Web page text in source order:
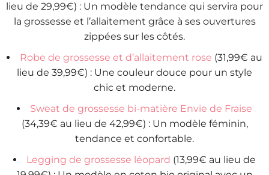
lieu de 29,99€) : Un modèle tendance qui servira pour
la grossesse et l’allaitement grâce à ses ouvertures
zippées sur les côtés.
Robe de grossesse et d’allaitement rose (31,99€ au
lieu de 39,99€) : Une couleur douce pour un style
chic et moderne.
Sweat de grossesse bi-matière Envie de Fraise
(34,39€ au lieu de 42,99€) : Un modèle féminin,
tendance et confortable.
Legging de grossesse léopard (13,99€ au lieu de